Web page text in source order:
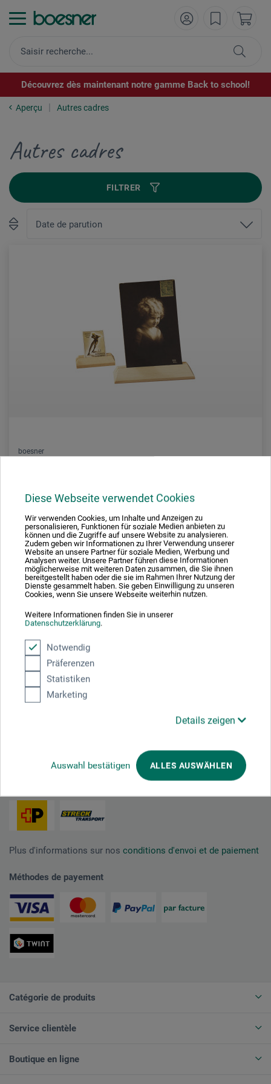
Diese Webseite verwendet Cookies
Wir verwenden Cookies, um Inhalte und Anzeigen zu
personalisieren, Funktionen für soziale Medien anbieten zu
können und die Zugriffe auf unsere Website zu analysieren.
Zudem geben wir Informationen zu Ihrer Verwendung unserer
Website an unsere Partner für soziale Medien, Werbung und
Analysen weiter. Unsere Partner führen diese Informationen
möglicherweise mit weiteren Daten zusammen, die Sie ihnen
bereitgestellt haben oder die sie im Rahmen Ihrer Nutzung der
Dienste gesammelt haben. Sie geben Einwilligung zu unseren
Cookies, wenn Sie unsere Webseite weiterhin nutzen.
Weitere Informationen finden Sie in unserer
Datenschutzerklärung.
Notwendig
Präferenzen
Statistiken
Marketing
Details zeigen
Auswahl bestätigen ALLES AUSWÄHLEN
Découvrez dès maintenant notre gamme Back to school!
Aperçu Autres cadres
Autres cadres
FILTRER
boesner
À partir de3.70 CHF
Plus d'informations sur nos conditions d'envoi et de paiement
Méthodes de payement
Catégorie de produits
Service clientèle
Boutique en ligne